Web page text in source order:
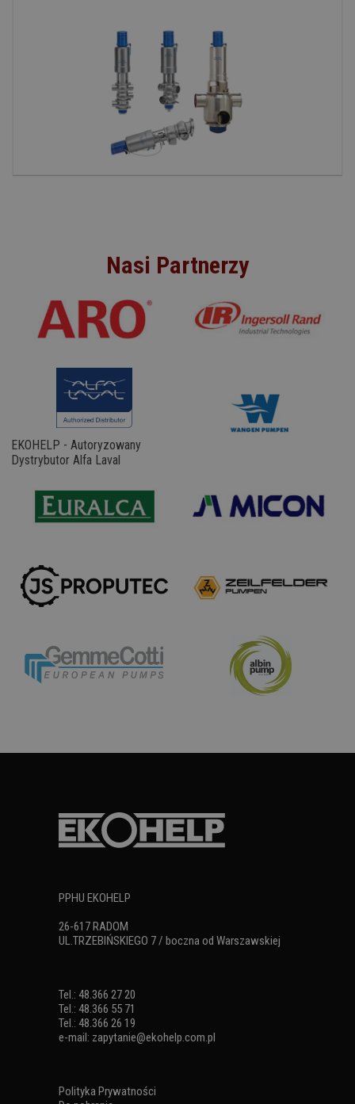
Nasi Partnerzy
EKOHELP - Autoryzowany
Dystrybutor Alfa Laval
PPHU EKOHELP
26-617 RADOM
UL.TRZEBIŃSKIEGO 7 / boczna od Warszawskiej
Tel.: 48.366 27 20
Tel.: 48.366 55 71
Tel.: 48.366 26 19
e-mail: zapytanie@ekohelp.com.pl
Polityka Prywatności